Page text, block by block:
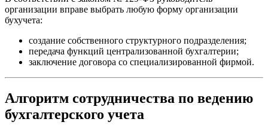
организации вправе выбрать любую форму организации
бухучета:
создание собственного структурного подразделения;
передача функций централизованной бухгалтерии;
заключение договора со специализированной фирмой.
Алгоритм сотрудничества по ведению
бухгалтерского учета